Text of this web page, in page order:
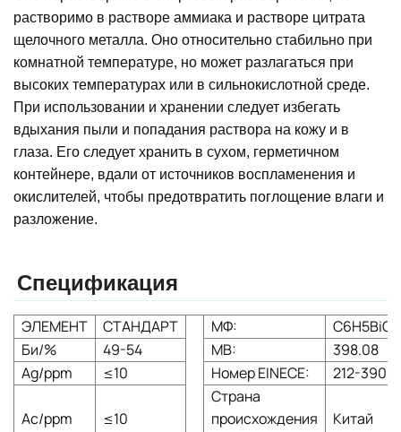
растворимо в растворе аммиака и растворе цитрата
щелочного металла. Оно относительно стабильно при
комнатной температуре, но может разлагаться при
высоких температурах или в сильнокислотной среде.
При использовании и хранении следует избегать
вдыхания пыли и попадания раствора на кожу и в
глаза. Его следует хранить в сухом, герметичном
контейнере, вдали от источников воспламенения и
окислителей, чтобы предотвратить поглощение влаги и
разложение.
Спецификация
ЭЛЕМЕНТ СТАНДАРТ МФ:
C6H5BiO7
Би/%
49-54 МВ:
398.08
Ag/ppm
≤10 Номер EINECE: 212-390-1
Ас/ppm ≤10
Страна
происхождения
Китай